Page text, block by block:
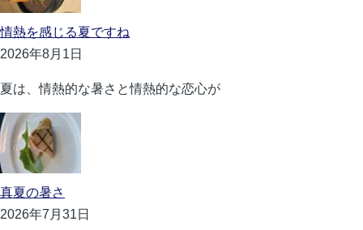
情熱を感じる夏ですね
2026年8月1日
夏は、情熱的な暑さと情熱的な恋心が
真夏の暑さ
2026年7月31日